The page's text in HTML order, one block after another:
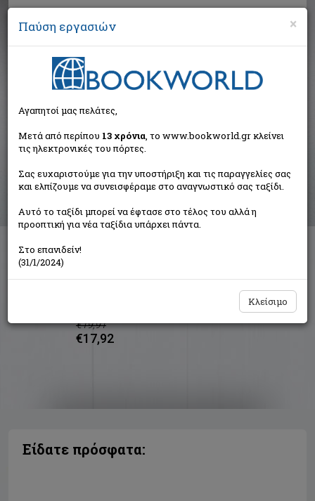
Αναζήτηση
Αποτελέσματα αναζήτησης
Συγγραφέας: Καρκάνη - Σούμπαση Χρυσούλα (1
βιβλία)
Ταξινόμηση ανά:
€19,91
€17,92
Είδατε πρόσφατα:
×
Παύση εργασιών
Αγαπητοί μας πελάτες,
Μετά από περίπου 13 χρόνια, το www.bookworld.gr κλείνει
τις ηλεκτρονικές του πόρτες.
Σας ευχαριστούμε για την υποστήριξη και τις παραγγελίες σας
και ελπίζουμε να συνεισφέραμε στο αναγνωστικό σας ταξίδι.
Αυτό το ταξίδι μπορεί να έφτασε στο τέλος του αλλά η
προοπτική για νέα ταξίδια υπάρχει πάντα.
Στο επανιδείν!
(31/1/2024)
Κλείσιμο